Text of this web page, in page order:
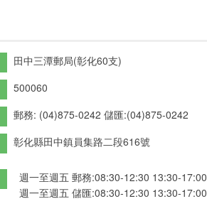
田中三潭郵局(彰化60支)
500060
郵務: (04)875-0242 儲匯:(04)875-0242
彰化縣田中鎮員集路二段616號
週一至週五 郵務:08:30-12:30 13:30-17:00
週一至週五 儲匯:08:30-12:30 13:30-17:00